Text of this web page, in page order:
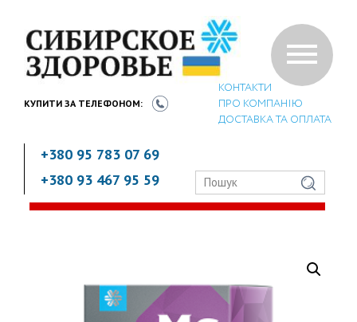
КУПИТИ ЗА ТЕЛЕФОНОМ:
+380 95 783 07 69
+380 93 467 95 59
КОНТАКТИ
ПРО КОМПАНІЮ
ДОСТАВКА ТА ОПЛАТА